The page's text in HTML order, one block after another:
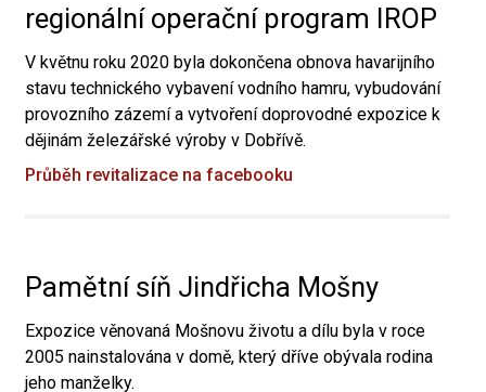
regionální operační program IROP
V květnu roku 2020 byla dokončena obnova havarijního
stavu technického vybavení vodního hamru, vybudování
provozního zázemí a vytvoření doprovodné expozice k
dějinám železářské výroby v Dobřívě.
Průběh revitalizace na facebooku
Pamětní síň Jindřicha Mošny
Expozice věnovaná Mošnovu životu a dílu byla v roce
2005 nainstalována v domě, který dříve obývala rodina
jeho manželky.